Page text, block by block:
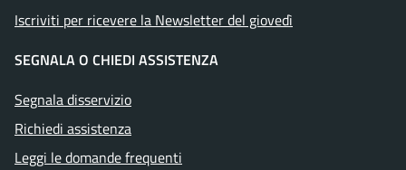
Iscriviti per ricevere la Newsletter del giovedì
SEGNALA O CHIEDI ASSISTENZA
Segnala disservizio
Richiedi assistenza
Leggi le domande frequenti